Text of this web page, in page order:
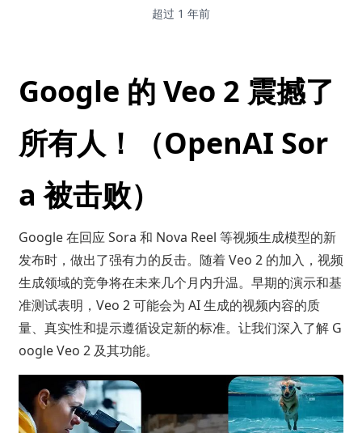
超过 1 年前
Google 的 Veo 2 震撼了
所有人！（OpenAI Sor
a 被击败）
Google 在回应 Sora 和 Nova Reel 等视频生成模型的新
发布时，做出了强有力的反击。随着 Veo 2 的加入，视频
生成领域的竞争将在未来几个月内升温。早期的演示和基
准测试表明，Veo 2 可能会为 AI 生成的视频内容的质
量、真实性和提示遵循设定新的标准。让我们深入了解 G
oogle Veo 2 及其功能。